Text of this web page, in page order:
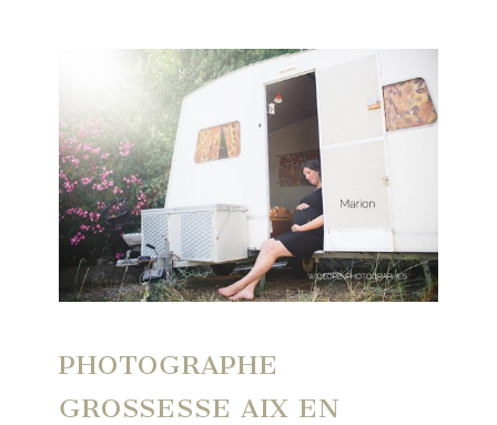
PHOTOGRAPHE
GROSSESSE AIX EN